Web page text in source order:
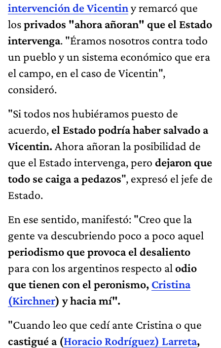
intervención de Vicentiny remarcó que
losprivados "ahora añoran" que el Estado
intervenga. "Éramos nosotros contra todo
un pueblo y un sistema económico que era
el campo, en el caso de Vicentin",
consideró.
"Si todos nos hubiéramos puesto de
acuerdo, el Estado podría haber salvado a
Vicentin. Ahora añoran la posibilidad de
que el Estado intervenga, pero dejaron que
todo se caiga a pedazos", expresó el jefe de
Estado.
En ese sentido, manifestó: "Creo que la
gente va descubriendo poco a poco aquel
periodismo que provoca el desaliento
para con los argentinos respecto al odio
que tienen con el peronismo, Cristina
(Kirchner) y hacia mí".
"Cuando leo que cedí ante Cristina o que
castigué a (Horacio Rodríguez) Larreta,